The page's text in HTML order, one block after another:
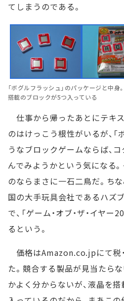
てしまうのである。
「ボグルフラッシュ」のパッケージと中身
搭載のブロックが5つ入っている
仕事から帰ったあとにテキ
のはけっこう根性がいるが、「
うなブロックゲームならば、
んでみようかという気になる
のならまさに一石二鳥だ。ち
国の大手玩具会社であるハズ
で、「ゲーム・オブ・ザ・イヤ
るという。
価格はAmazon.co.jpにて税
た。競合する製品が見当たら
かよく分からないが、液晶を